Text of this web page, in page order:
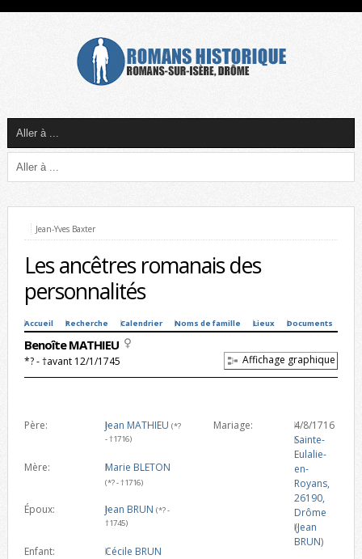
Jean-Yves Baxter
Les ancêtres romanais des
personnalités
Accueil Recherche Calendrier Noms de famille Lieux Documents
Benoîte MATHIEU
*? - †avant 12/1/1745 Affichage graphique
Père: Jean MATHIEU (*?
- †1716)
Mère:
Marie BLETON
(*? - †1716)
Époux: Jean BRUN (*? -
†1745)
Enfant:
Cécile BRUN
Mariage:
4/8/1716
Sainte-
Eulalie-
en-
Royans,
26190,
Drôme
(Jean
BRUN)